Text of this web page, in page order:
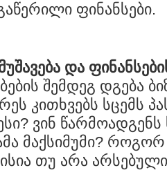
ფინანსები.
და
შემდეგ დგება
კითხვებს სცემს
ვინ წარმოადგენს
მაქსიმუმი?
თუ არა